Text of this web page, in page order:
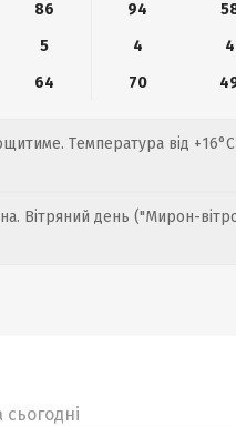
86 94
5 4 4
64 70
Температура від
Вітряний день ("Мирон-